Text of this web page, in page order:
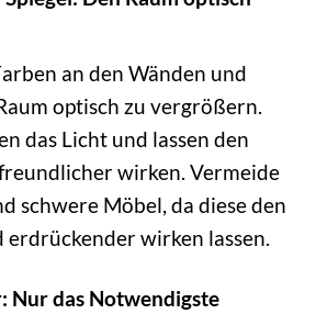
an den Wänden und
optisch zu vergrößern.
das Licht und lassen den
wirken. Vermeide
schwere Möbel, da diese den
erdrückender wirken lassen.
Nur das Notwendigste